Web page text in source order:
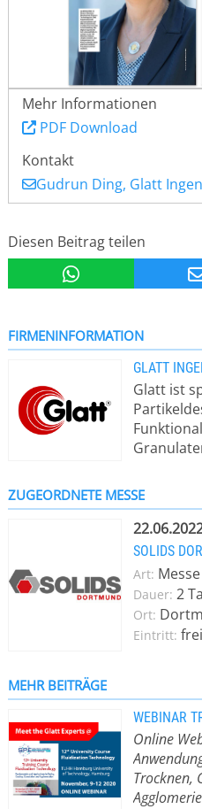
Mehr Informationen
PDF Download
Kontakt
Gudrun Ding, Glatt
Diesen Beitrag teilen
FIRMENINFORMATION
GLATT
Glatt ist
Partikel
und
Pestizide,
möglich
und
Mit Glatt
ZUGEORDNETE MESSE
SOLIDS
Art: Messe
Dauer: 2
Ort:
Eintritt:
MEHR BEITRÄGE
Online
Trocknen,